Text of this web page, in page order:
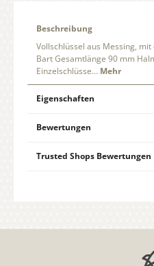
Beschreibung
Vollschlüssel aus Messing,
Bart Gesamtlänge 90 mm
Einzelschlüsse… Mehr
Eigenschaften
Bewertungen
Trusted Shops Bewertungen